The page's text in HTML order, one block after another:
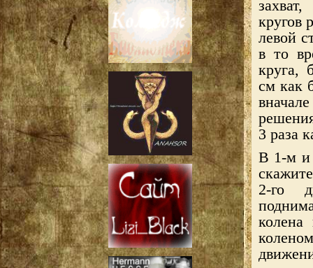
кругов
левой
в то
круга,
см как
3 раза
В 1-м и
2-го